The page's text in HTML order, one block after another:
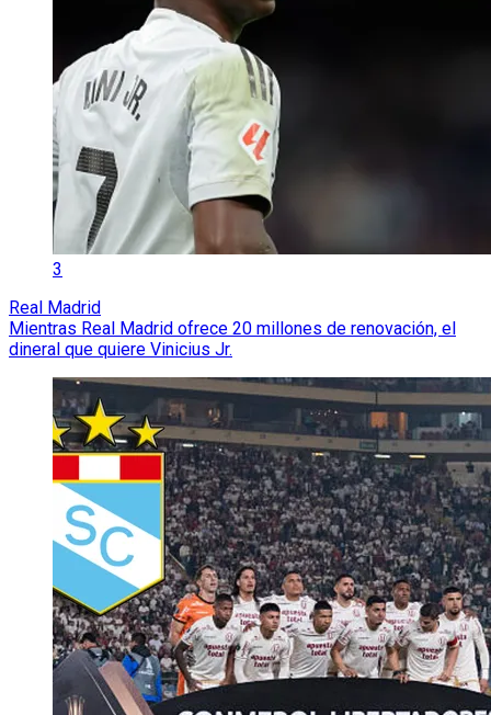
3
Real Madrid
Mientras Real Madrid ofrece 20 millones de renovación, el
dineral que quiere Vinicius Jr.